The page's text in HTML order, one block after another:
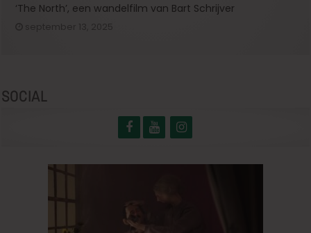
‘The North’, een wandelfilm van Bart Schrijver
september 13, 2025
SOCIAL